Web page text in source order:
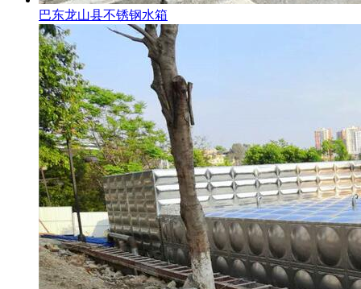
巴东龙山县不锈钢水箱